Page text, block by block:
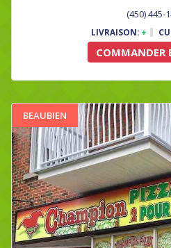
(450) 445-
LIVRAISON: +
COMMANDER
BEAUBIEN